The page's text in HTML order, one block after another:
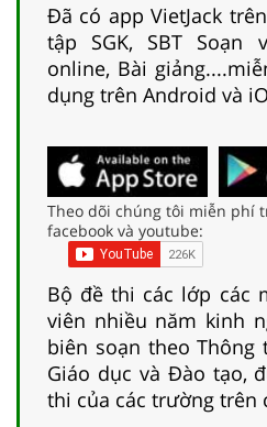
Đã có app VietJack
tập SGK, SBT Soạn
online, Bài
dụng trên Android và
Theo dõi chúng tôi miễn phí
facebook và youtube:
Bộ đề thi các lớp các
viên nhiều năm kinh
biên soạn theo
Giáo dục và Đào tạo,
thi của các trường trên